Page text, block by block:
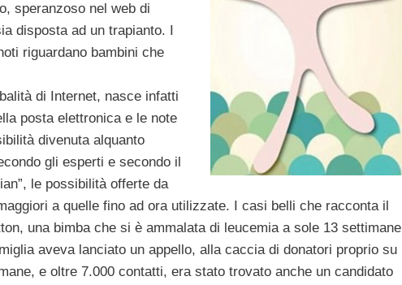
speranzoso nel web di
disposta ad un trapianto. I
riguardano bambini che
di Internet, nasce infatti
posta elettronica e le note
divenuta alquanto
gli esperti e secondo il
le possibilità offerte da
a quelle fino ad ora utilizzate. I casi belli che racconta il
una bimba che si è ammalata di leucemia a sole 13 settimane
aveva lanciato un appello, alla caccia di donatori proprio su
e oltre 7.000 contatti, era stato trovato anche un candidato